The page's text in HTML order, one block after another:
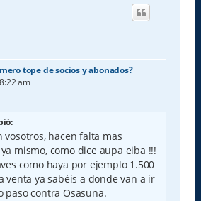
tope de socios y abonados?
am
vosotros, hacen falta mas
mismo, como dice aupa eiba !!!
como haya por ejemplo 1.500
venta ya sabéis a donde van a ir
paso contra Osasuna.